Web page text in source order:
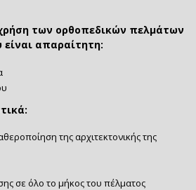
των ορθοπεδικών πελμάτων
απαραίτητη:
της αρχιτεκτονικής της
σε όλο το μήκος του πέλματος